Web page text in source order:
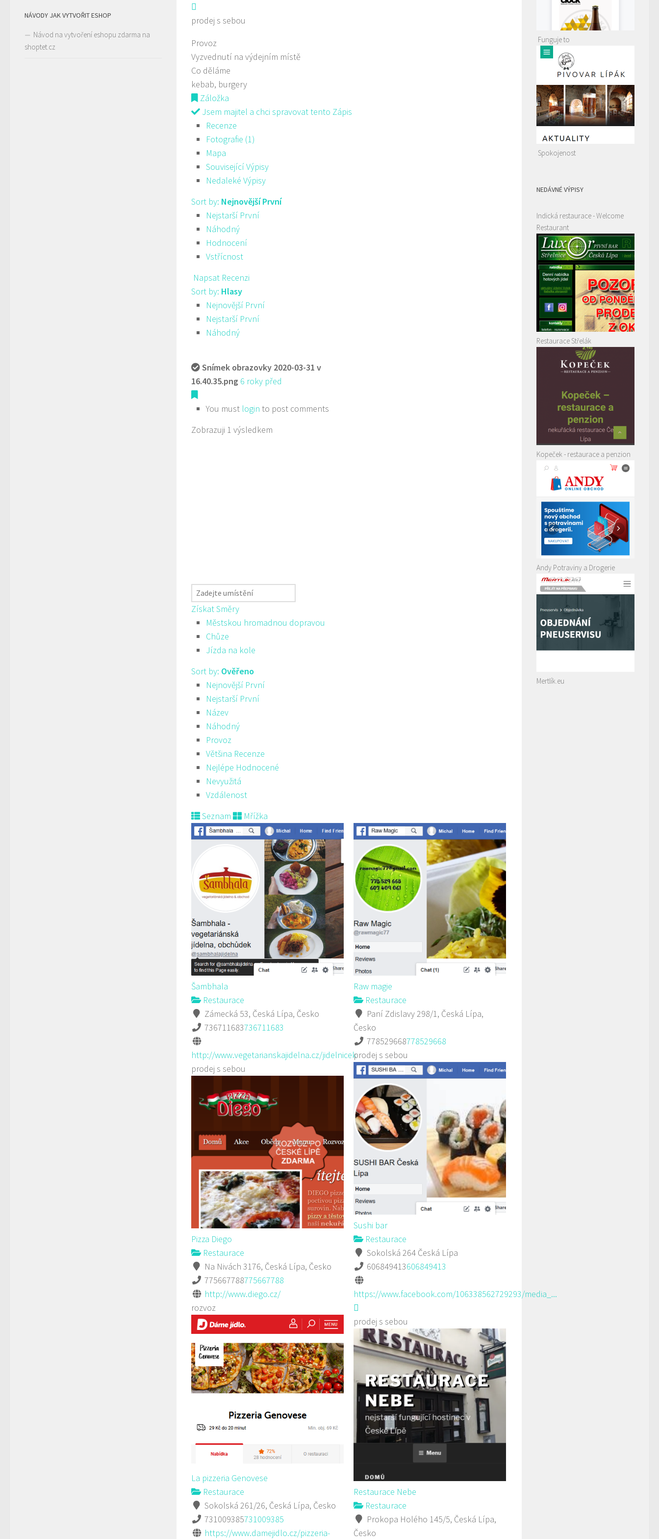
prodej s sebou
Provoz
Vyzvednutí na výdejním místě
Co děláme
kebab, burgery
Záložka
Jsem majitel a chci spravovat tento Zápis
Recenze
Fotografie (1)
Mapa
Související Výpisy
Nedaleké Výpisy
Sort by: Nejnovější První
Nejstarší První
Náhodný
Hodnocení
Vstřícnost
Napsat Recenzi
Sort by: Hlasy
Nejnovější První
Nejstarší První
Náhodný
Snímek obrazovky 2020-03-31 v
16.40.35.png 6 roky před
You must login to post comments
Zobrazuji 1 výsledkem
Získat Směry
Městskou hromadnou dopravou
Chůze
Jízda na kole
Sort by: Ověřeno
Nejnovější První
Nejstarší První
Název
Náhodný
Provoz
Většina Recenze
Nejlépe Hodnocené
Nevyužitá
Vzdálenost
Seznam
Mřížka
Šambhala
Restaurace
Zámecká 53, Česká Lípa, Česko
736711683736711683
http://www.vegetarianskajidelna.cz/jidelnicek
prodej s sebou
Raw magie
Restaurace
Paní Zdislavy 298/1, Česká Lípa,
Česko
778529668778529668
prodej s sebou
Sushi bar
Restaurace
Sokolská 264 Česká Lípa
606849413606849413
https://www.facebook.com/106338562729293/media_...
prodej s sebou
Pizza Diego
Restaurace
Na Nivách 3176, Česká Lípa, Česko
775667788775667788
http://www.diego.cz/
rozvoz
La pizzeria Genovese
Restaurace
Sokolská 261/26, Česká Lípa, Česko
731009385731009385
https://www.damejidlo.cz/pizzeria-
Restaurace Nebe
Restaurace
Prokopa Holého 145/5, Česká Lípa,
Česko
NÁVODY JAK VYTVOŘIT ESHOP
Návod na vytvoření eshopu zdarma na
shoptet.cz
Funguje to
Spokojenost
NEDÁVNÉ VÝPISY
Indická restaurace - Welcome
Restaurant
Restaurace Střelák
Kopeček - restaurace a penzion
Andy Potraviny a Drogerie
Mertlík.eu